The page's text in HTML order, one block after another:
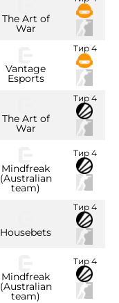
The Art of
War
Vantage
Esports
Тир 4
The Art of
War
Тир 4
Mindfreak
(Australian
team)
Тир 4
Housebets
Тир 4
Mindfreak
(Australian
team)
Тир 4